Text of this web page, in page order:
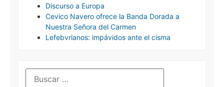
Discurso a Europa
Cevico Navero ofrece la Banda Dorada a
Nuestra Señora del Carmen
Lefebvrianos: impávidos ante el cisma